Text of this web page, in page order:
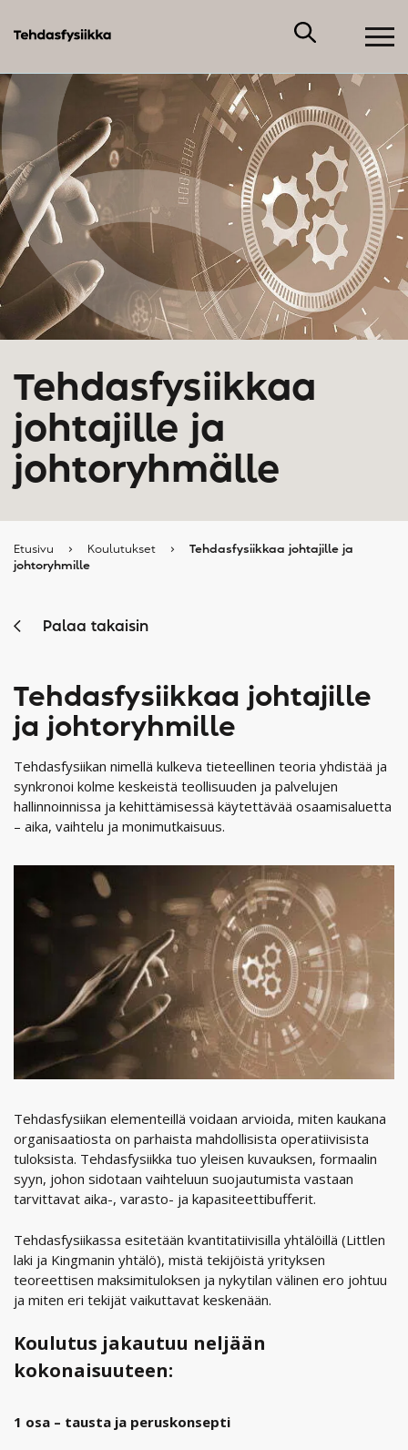
Tehdasfysiikkaa
johtajille ja
johtoryhmälle
Etusivu › Koulutukset ›
Tehdasfysiikkaa johtajille ja
johtoryhmille
Palaa takaisin
Tehdasfysiikkaa johtajille
ja johtoryhmille
Tehdasfysiikan nimellä kulkeva tieteellinen teoria yhdistää ja
synkronoi kolme keskeistä teollisuuden ja palvelujen
hallinnoinnissa ja kehittämisessä käytettävää osaamisaluetta
– aika, vaihtelu ja monimutkaisuus.
Tehdasfysiikan elementeillä voidaan arvioida, miten kaukana
organisaatiosta on parhaista mahdollisista operatiivisista
tuloksista. Tehdasfysiikka tuo yleisen kuvauksen, formaalin
syyn, johon sidotaan vaihteluun suojautumista vastaan
tarvittavat aika-, varasto- ja kapasiteettibufferit.
Tehdasfysiikassa esitetään kvantitatiivisilla yhtälöillä (Littlen
laki ja Kingmanin yhtälö), mistä tekijöistä yrityksen
teoreettisen maksimituloksen ja nykytilan välinen ero johtuu
ja miten eri tekijät vaikuttavat keskenään.
Koulutus jakautuu neljään
kokonaisuuteen:
1 osa – tausta ja peruskonsepti